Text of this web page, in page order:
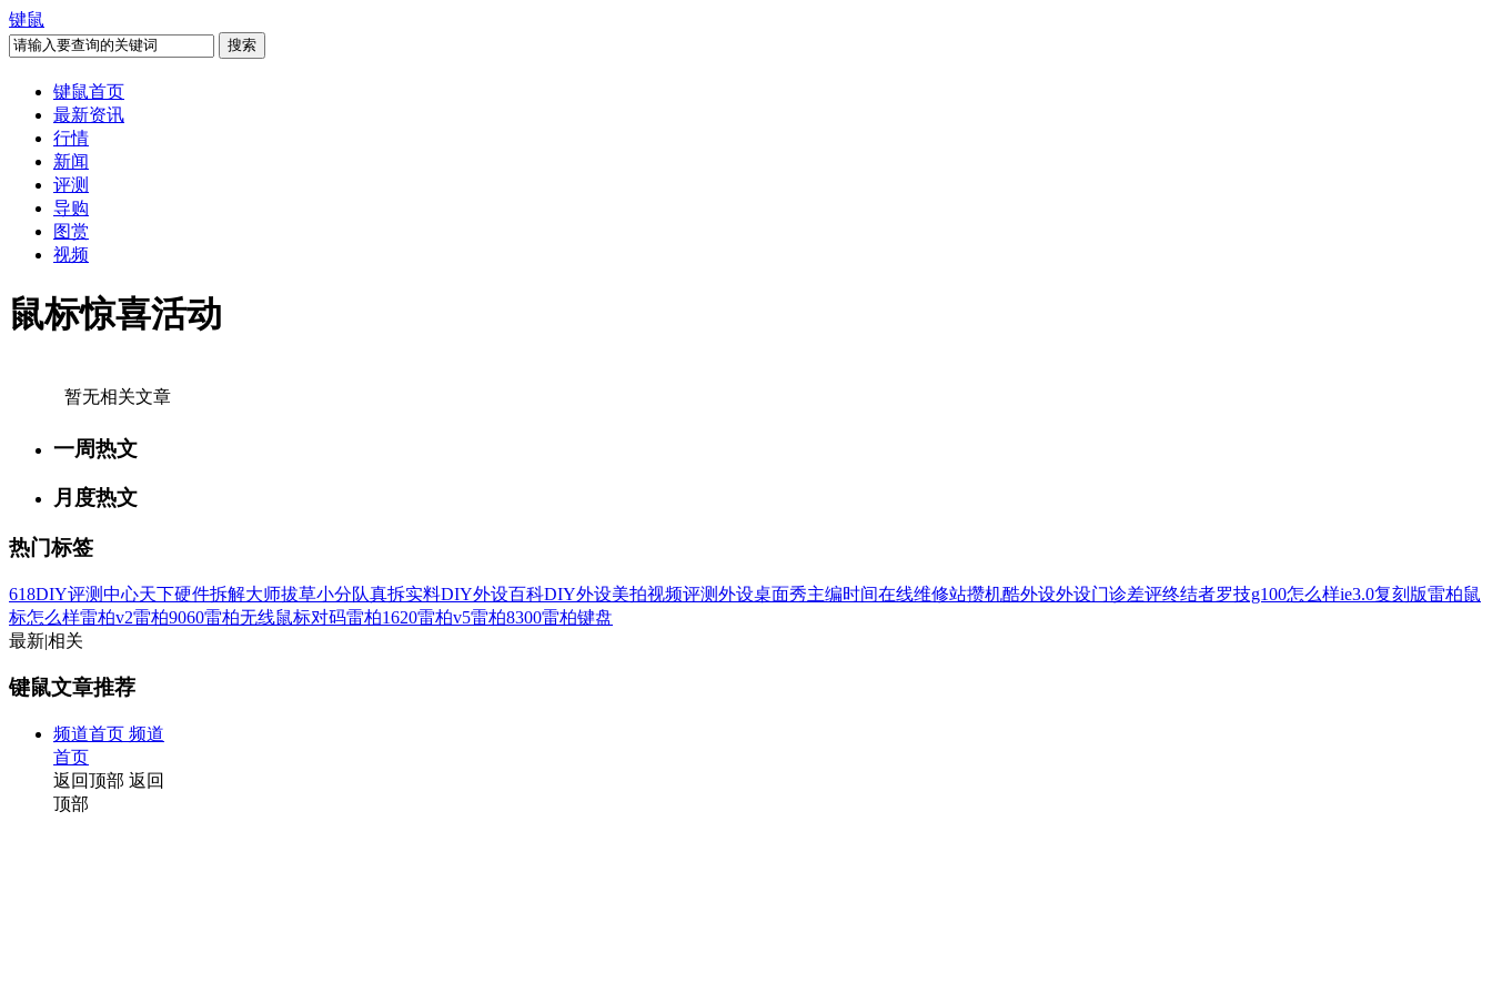
键鼠
键鼠首页
最新资讯
行情
新闻
评测
导购
图赏
视频
鼠标惊喜活动
暂无相关文章
一周热文
月度热文
热门标签
618DIY评测中心天下硬件拆解大师拔草小分队真拆实料DIY外设百科DIY外设美拍视频评测外设桌面秀主编时间在线维修站攒机酷外设外设门诊差评终结者罗技g100怎么样ie3.0复刻版雷柏鼠
标怎么样雷柏v2雷柏9060雷柏无线鼠标对码雷柏1620雷柏v5雷柏8300雷柏键盘
最新|相关
键鼠文章推荐
频道首页 频道
首页
返回顶部 返回
顶部